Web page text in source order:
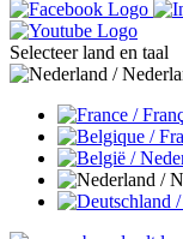
Selecteer land en taal